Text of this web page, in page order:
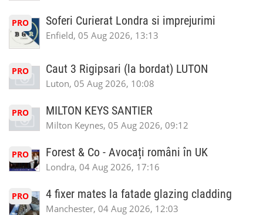
PRO Soferi Curierat Londra si imprejurimi
Enfield, 05 Aug 2026, 13:13
PRO Caut 3 Rigipsari (la bordat) LUTON
Luton, 05 Aug 2026, 10:08
PRO MILTON KEYS SANTIER
Milton Keynes, 05 Aug 2026, 09:12
PRO Forest & Co - Avocați români în UK
Londra, 04 Aug 2026, 17:16
PRO 4 fixer mates la fatade glazing cladding
Manchester, 04 Aug 2026, 12:03